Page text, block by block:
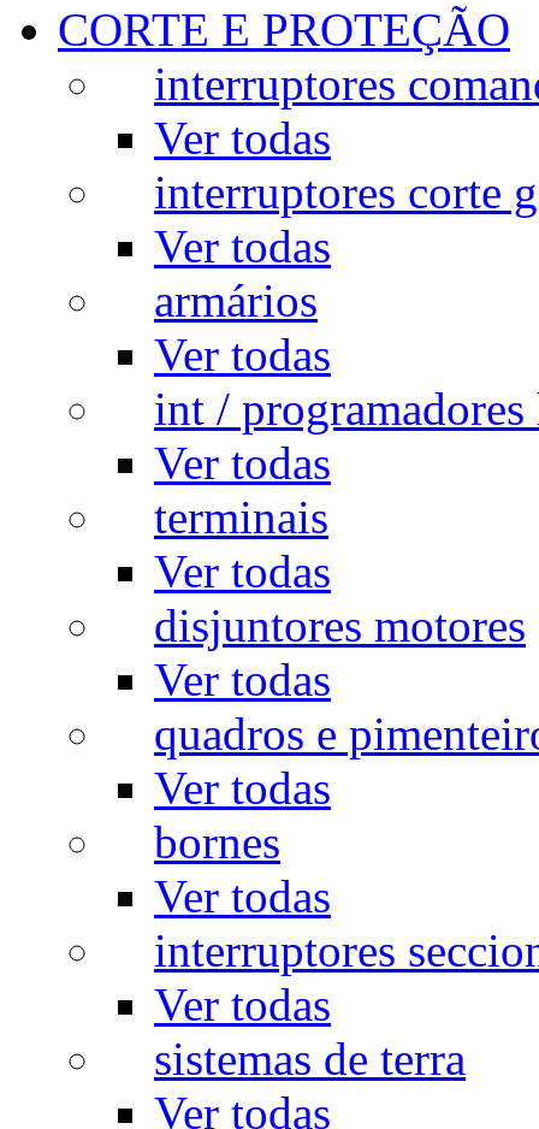
CORTE E PROTEÇÃO
interruptores
Ver todas
interruptores corte
Ver todas
armários
Ver todas
int / programadores
Ver todas
terminais
Ver todas
disjuntores motores
Ver todas
quadros e
Ver todas
bornes
Ver todas
interruptores
Ver todas
sistemas de terra
Ver todas